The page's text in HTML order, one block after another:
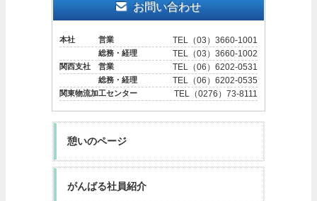
お問い合わせ
本社 営業 TEL（03）3660-1001
総務・経理 TEL（03）3660-1002
関西支社 営業 TEL（06）6202-0531
総務・経理 TEL（06）6202-0535
関東物流加工センター TEL（0276）73-8111
憩いのページ
がんばる社員紹介